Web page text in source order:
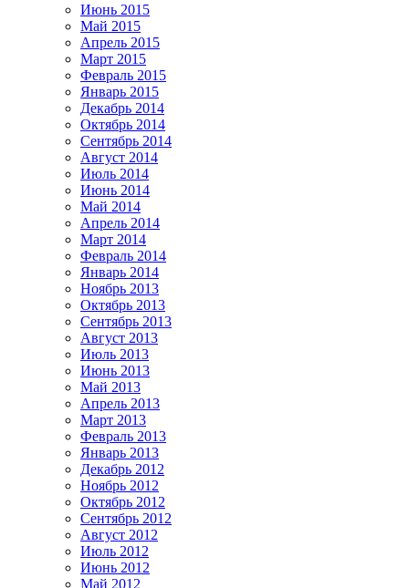
Июнь 2015
Май 2015
Апрель 2015
Март 2015
Февраль 2015
Январь 2015
Декабрь 2014
Октябрь 2014
Сентябрь 2014
Август 2014
Июль 2014
Июнь 2014
Май 2014
Апрель 2014
Март 2014
Февраль 2014
Январь 2014
Ноябрь 2013
Октябрь 2013
Сентябрь 2013
Август 2013
Июль 2013
Июнь 2013
Май 2013
Апрель 2013
Март 2013
Февраль 2013
Январь 2013
Декабрь 2012
Ноябрь 2012
Октябрь 2012
Сентябрь 2012
Август 2012
Июль 2012
Июнь 2012
Май 2012